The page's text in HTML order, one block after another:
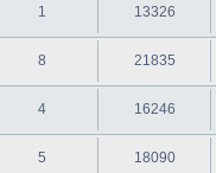
1 13326
8 21835
4 16246
5 18090